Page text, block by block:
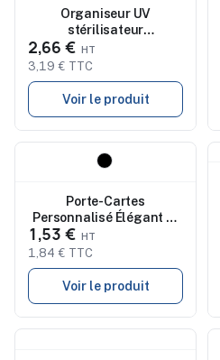
NouveauOrganiseur UV
stérilisateur
personnalisé Boxny
2,66 €
3,19 € TTC
Voir le produit
Porte-Cartes
Personnalisé Élégant et
Sécurisé RFID Guarex
1,53 €
1,84 € TTC
Voir le produit